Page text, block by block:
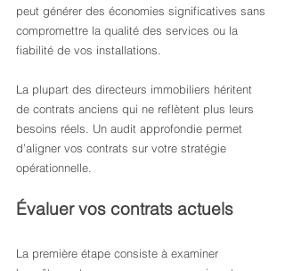
peut générer des économies significatives sans
compromettre la qualité des services ou la
fiabilité de vos installations.
La plupart des directeurs immobiliers héritent
de contrats anciens qui ne reflètent plus leurs
besoins réels. Un audit approfondie permet
d’aligner vos contrats sur votre stratégie
opérationnelle.
Évaluer vos contrats actuels
La première étape consiste à examiner